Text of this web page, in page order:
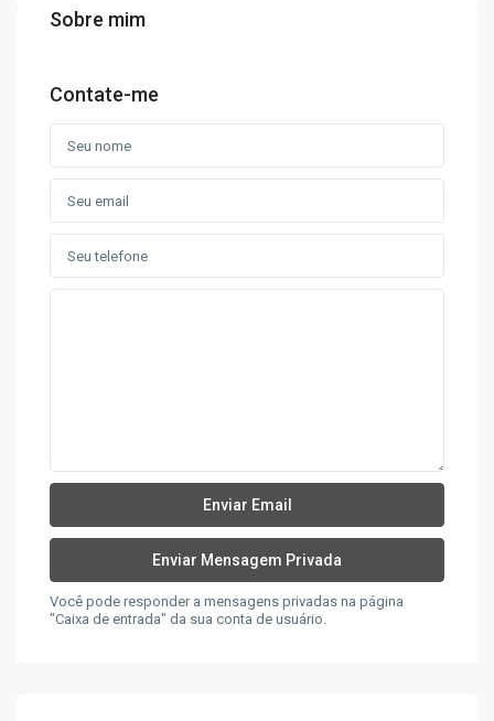
Sobre mim
Contate-me
Você pode responder a mensagens privadas na página
"Caixa de entrada" da sua conta de usuário.